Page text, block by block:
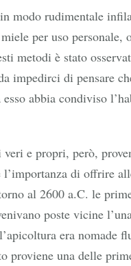
modo rudimentale
per uso
metodi è stato
impedirci di pensare
abbia condiviso
e propri, però,
di offrire
al 2600 a.C. le
poste vicine
era nomade
una delle